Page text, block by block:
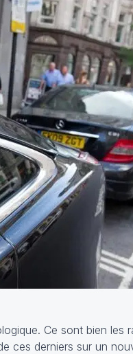
Ce sont bien
ces derniers sur un